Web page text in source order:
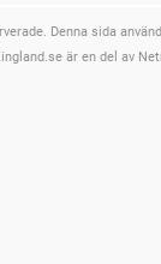
Denna sida
är en del av